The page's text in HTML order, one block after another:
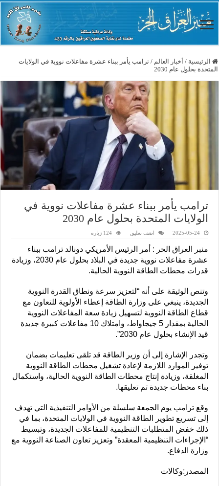
الرئيسية / أخبار العالم / ترامب يأمر ببناء عشرة مفاعلات نووية في الولايات
المتحدة بحلول عام 2030
ترامب يأمر ببناء عشرة مفاعلات نووية في
الولايات المتحدة بحلول عام 2030
2025-05-24 اضف تعليق 124 زيارة
منبر العراق الحر : أمر الرئيس الأمريكي دونالد ترامب ببناء
عشرة مفاعلات نووية جديدة في البلاد بحلول عام 2030، وزيادة
قدرات محطات الطاقة النووية الحالية.
وتنص الوثيقة على أنه “لتعزيز سرعة ونطاق القدرة النووية
الجديدة، ينبغي على وزارة الطاقة إعطاء الأولوية للتعاون مع
قطاع الطاقة النووية لتسهيل زيادة سعة المفاعلات النووية
الحالية بمقدار 5 جيجاواط، وامتلاك 10 مفاعلات كبيرة جديدة
قيد الإنشاء بحلول عام 2030”.
وتجدر الإشارة إلى أن وزير الطاقة قد تلقى تعليمات بضمان
توفير الموارد اللازمة لإعادة تشغيل محطات الطاقة النووية
المغلقة، وزيادة إنتاج محطات الطاقة النووية الحالية، واستكمال
بناء محطات جديدة تم تعليقها.
وقع ترامب يوم الجمعة سلسلة من الأوامر التنفيذية التي تهدف
إلى تسريع تطوير الطاقة النووية في الولايات المتحدة، بما في
ذلك خفض المتطلبات التنظيمية للمفاعلات الجديدة، وتبسيط
“الإجراءات التنظيمية المعقدة” وتعزيز تعاون الصناعة النووية مع
وزارة الدفاع.
المصدر:وكالات